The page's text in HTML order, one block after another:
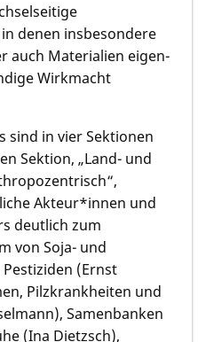
denen insbesondere
auch Materialien eigen-
Wirkmacht
sind in vier Sektionen
Sektion, „Land- und
Akteur*innen und
deutlich zum
von Soja- und
(Ernst
Pilzkrankheiten und
Samenbanken
(Ina Dietzsch),